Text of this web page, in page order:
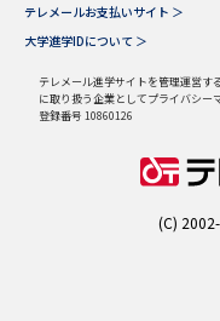
資料の料金の
テレメール
テレメールお支払いサイト ＞
大学進学IDについて ＞
テレメール進学サイトを管理運営す
に取り扱う企業としてプライバシー
登録番号 10860126
(C)